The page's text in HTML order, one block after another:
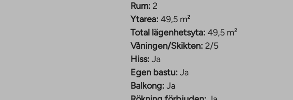
Rum: 2
Ytarea: 49,5 m²
Total lägenhetsyta: 49,5 m²
Våningen/Skikten: 2/5
Hiss: Ja
Egen bastu: Ja
Balkong: Ja